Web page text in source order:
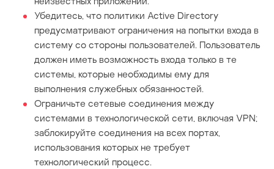
Убедитесь, что политики Active Directory
предусматривают ограничения на попытки входа в
систему со стороны пользователей. Пользователь
должен иметь возможность входа только в те
системы, которые необходимы ему для
выполнения служебных обязанностей.
Ограничьте сетевые соединения между
системами в технологической сети, включая VPN;
заблокируйте соединения на всех портах,
использования которых не требует
технологический процесс.